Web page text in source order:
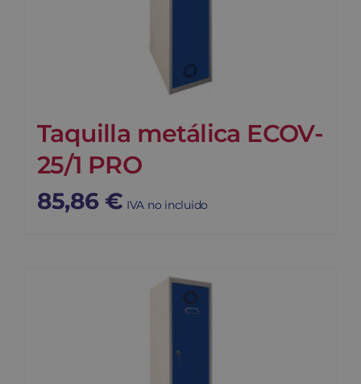
Taquilla metálica ECOV-
25/1 PRO
85,86 € IVA no incluido